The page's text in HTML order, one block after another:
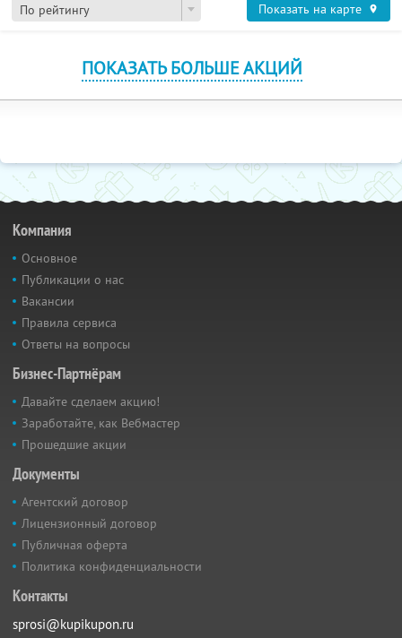
По рейтингу Показать на карте
ПОКАЗАТЬ БОЛЬШЕ АКЦИЙ
Компания
Основное
Публикации о нас
Вакансии
Правила сервиса
Ответы на вопросы
Бизнес-Партнёрам
Давайте сделаем акцию!
Заработайте, как Вебмастер
Прошедшие акции
Документы
Агентский договор
Лицензионный договор
Публичная оферта
Политика конфиденциальности
Контакты
sprosi@kupikupon.ru